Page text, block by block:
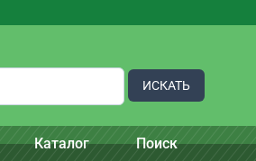
ИСКАТЬ
Каталог Поиск